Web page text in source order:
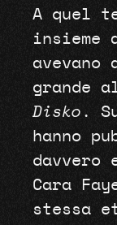
A quel
insieme
avevano
grande
Disko .
hanno
davvero
Cara
stessa